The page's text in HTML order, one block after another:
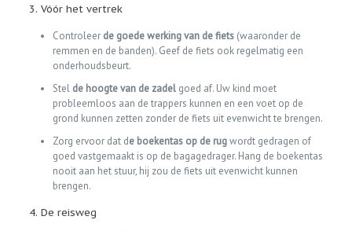
3. Vóór het vertrek
Controleerde goede werking van de fiets(waaronder de
remmen en de banden). Geef de fiets ook regelmatig een
onderhoudsbeurt.
Stel de hoogte van de zadelgoed af. Uw kind moet
probleemloos aan de trappers kunnen en een voet op de
grond kunnen zetten zonder de fiets uit evenwicht te brengen.
Zorg ervoor dat de boekentas op de rugwordt gedragen of
goed vastgemaakt is op de bagagedrager. Hang de boekentas
nooit aan het stuur, hij zou de fiets uit evenwicht kunnen
brengen.
4. De reisweg